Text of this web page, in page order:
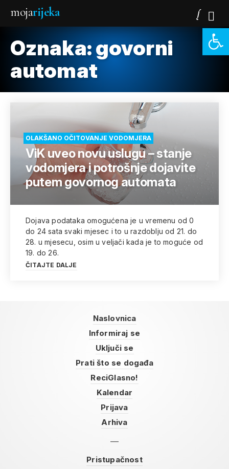
mojarijeka
Oznaka:govorni
automat
OLAKŠANO OČITOVANJE VODOMJERA
ViK uveo novu uslugu – stanje
vodomjera i potrošnje dojavite
putem govornog automata
Dojava podataka omogućena je u vremenu od 0
do 24 sata svaki mjesec i to u razdoblju od 21. do
28. u mjesecu, osim u veljači kada je to moguće od
19. do 26.
ČITAJTE DALJE
Naslovnica
Informiraj se
Uključi se
Prati što se događa
ReciGlasno!
Kalendar
Prijava
Arhiva
Pristupačnost